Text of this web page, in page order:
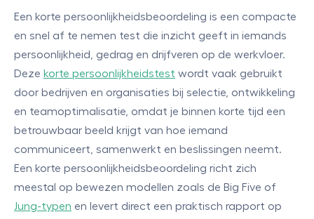
Een korte persoonlijkheidsbeoordeling is een compacte
en snel af te nemen test die inzicht geeft in iemands
persoonlijkheid, gedrag en drijfveren op de werkvloer.
Deze korte persoonlijkheidstest wordt vaak gebruikt
door bedrijven en organisaties bij selectie, ontwikkeling
en teamoptimalisatie, omdat je binnen korte tijd een
betrouwbaar beeld krijgt van hoe iemand
communiceert, samenwerkt en beslissingen neemt.
Een korte persoonlijkheidsbeoordeling richt zich
meestal op bewezen modellen zoals de Big Five of
Jung-typen en levert direct een praktisch rapport op